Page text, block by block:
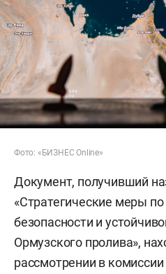
Фото: «БИЗНЕС Online»
Документ, получивший
«Стратегические меры
безопасности и
Ормузского пролива»,
рассмотрении в